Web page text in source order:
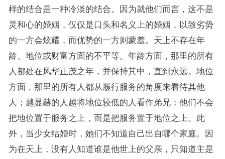
样的结合是一种冷淡的结合。因为就他们而言，这不是
灵和心的婚姻，仅仅是口头和名义上的婚姻，以致劣势
的一方会炫耀，而优势的一方则蒙羞。天上不存在年
龄、地位或财富方面的不平等。年龄方面，那里的所有
人都处在风华正茂之年，并保持其中，直到永远。地位
方面，那里的所有人都从履行服务的角度来看待其他
人；越显赫的人越将地位较低的人看作弟兄；他们不会
把地位置于服务之上，而是把服务置于地位之上。此
外，当少女结婚时，她们不知道自己出自哪个家庭。因
为在天上，没有人知道谁是他世上的父亲，只知道主是